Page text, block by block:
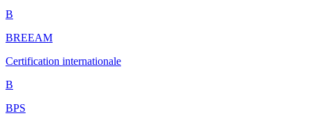
B
BREEAM
Certification internationale
B
BPS